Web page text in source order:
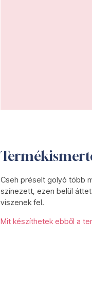
Cseh préselt golyó több
színezett, ezen belül
viszenek fel.
Mit készíthetek ebből a